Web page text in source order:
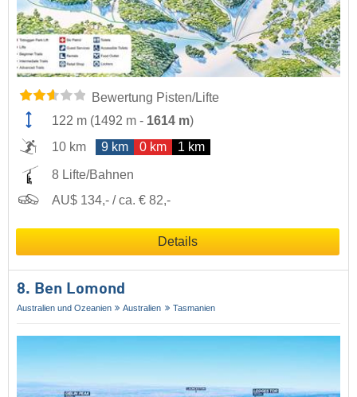
Bewertung Pisten/Lifte
122 m (1492 m - 1614 m)
10 km
9 km 0 km 1 km
8 Lifte/Bahnen
AU$ 134,- / ca. € 82,-
Details
8. Ben Lomond
Australien und Ozeanien Australien Tasmanien